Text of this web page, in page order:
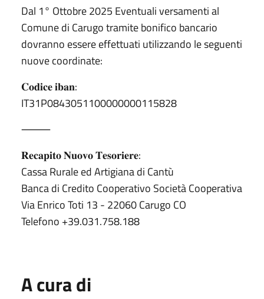
Dal 1° Ottobre 2025 Eventuali versamenti al
Comune di Carugo tramite bonifico bancario
dovranno essere effettuati utilizzando le seguenti
nuove coordinate:
𝐂𝐨𝐝𝐢𝐜𝐞 𝐢𝐛𝐚𝐧:
IT31P0843051100000000115828
⸻
𝐑𝐞𝐜𝐚𝐩𝐢𝐭𝐨 𝐍𝐮𝐨𝐯𝐨 𝐓𝐞𝐬𝐨𝐫𝐢𝐞𝐫𝐞:
Cassa Rurale ed Artigiana di Cantù
Banca di Credito Cooperativo Società Cooperativa
Via Enrico Toti 13 - 22060 Carugo CO
Telefono ‪+39.031.758.188
A cura di